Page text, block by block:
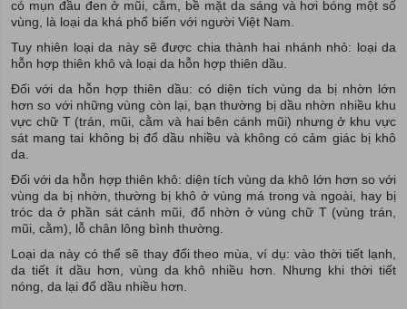
có mụn đầu đen ở mũi, cằm, bề mặt da sáng và hơi bóng một số
vùng, là loại da khá phổ biến với người Việt Nam.
Tuy nhiên loại da này sẽ được chia thành hai nhánh nhỏ: loại da
hỗn hợp thiên khô và loại da hỗn hợp thiên dầu.
Đối với da hỗn hợp thiên dầu: có diện tích vùng da bị nhờn lớn
hơn so với những vùng còn lại, bạn thường bị dầu nhờn nhiều khu
vực chữ T (trán, mũi, cằm và hai bên cánh mũi) nhưng ở khu vực
sát mang tai không bị đổ dầu nhiều và không có cảm giác bị khô
da.
Đối với da hỗn hợp thiên khô: diện tích vùng da khô lớn hơn so với
vùng da bị nhờn, thường bị khô ở vùng má trong và ngoài, hay bị
tróc da ở phần sát cánh mũi, đổ nhờn ở vùng chữ T (vùng trán,
mũi, cằm), lỗ chân lông bình thường.
Loại da này có thể sẽ thay đổi theo mùa, ví dụ: vào thời tiết lạnh,
da tiết ít dầu hơn, vùng da khô nhiều hơn. Nhưng khi thời tiết
nóng, da lại đổ dầu nhiều hơn.